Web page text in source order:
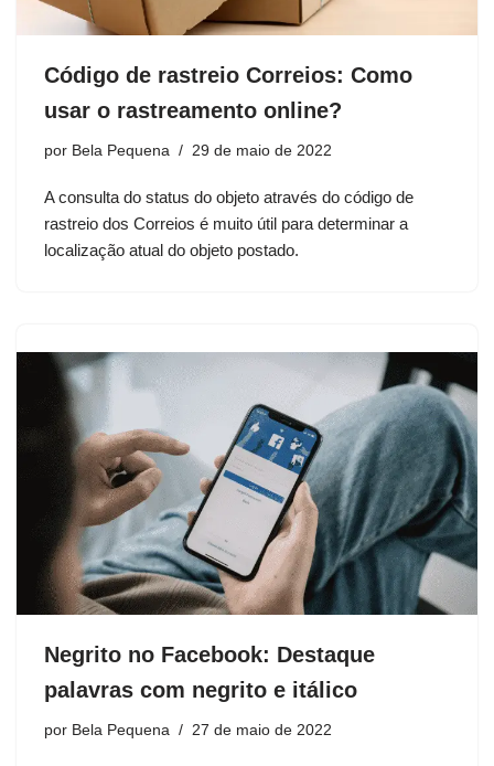
Código de rastreio Correios: Como
usar o rastreamento online?
por Bela Pequena 29 de maio de 2022
A consulta do status do objeto através do código de
rastreio dos Correios é muito útil para determinar a
localização atual do objeto postado.
Negrito no Facebook: Destaque
palavras com negrito e itálico
por Bela Pequena 27 de maio de 2022